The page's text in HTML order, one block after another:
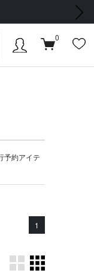
次の画像
0
予約アイテ
1